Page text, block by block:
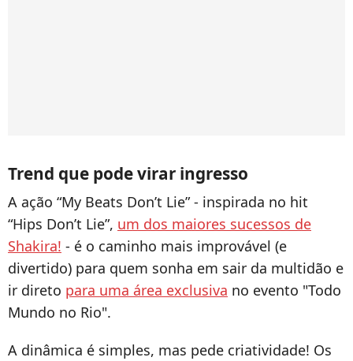
Trend que pode virar ingresso
A ação “My Beats Don’t Lie” - inspirada no hit
“Hips Don’t Lie”, um dos maiores sucessos de
Shakira! - é o caminho mais improvável (e
divertido) para quem sonha em sair da multidão e
ir direto para uma área exclusiva no evento "Todo
Mundo no Rio".
A dinâmica é simples, mas pede criatividade! Os